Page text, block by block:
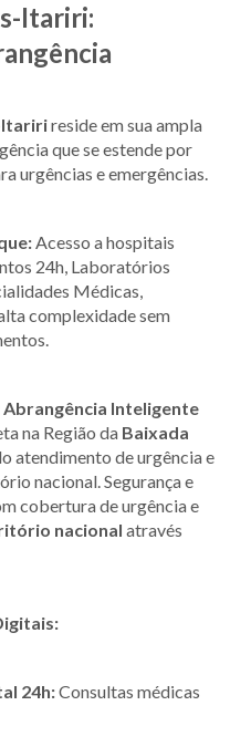
Itariri:
Itaririreside em sua ampla
que se estende por
urgências e emergências.
Acesso a hospitais
24h, Laboratórios
Médicas,
complexidade sem
Abrangência Inteligente
na Região da Baixada
atendimento de urgência e
nacional. Segurança e
cobertura de urgência e
nacional através
24h:Consultas médicas